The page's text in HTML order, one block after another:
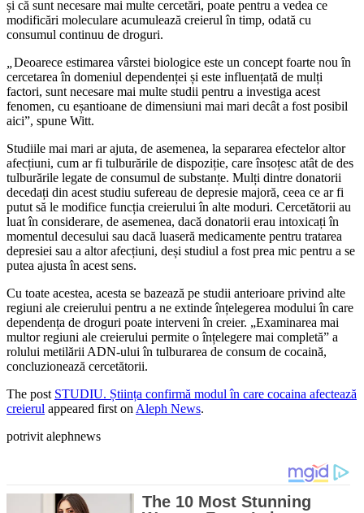
și că sunt necesare mai multe cercetări, poate pentru a vedea ce
modificări moleculare acumulează creierul în timp, odată cu
consumul continuu de droguri.
Deoarece estimarea vârstei biologice este un concept foarte nou în
cercetarea în domeniul dependenței și este influențată de mulți
factori, sunt necesare mai multe studii pentru a investiga acest
fenomen, cu eșantioane de dimensiuni mai mari decât a fost posibil
aici”, spune Witt.
Studiile mai mari ar ajuta, de asemenea, la separarea efectelor altor
afecțiuni, cum ar fi tulburările de dispoziție, care însoțesc atât de des
tulburările legate de consumul de substanțe. Mulți dintre donatorii
decedați din acest studiu sufereau de depresie majoră, ceea ce ar fi
putut să le modifice funcția creierului în alte moduri. Cercetătorii au
luat în considerare, de asemenea, dacă donatorii erau intoxicați în
momentul decesului sau dacă luaseră medicamente pentru tratarea
depresiei sau a altor afecțiuni, deși studiul a fost prea mic pentru a se
putea ajusta în acest sens.
Cu toate acestea, acesta se bazează pe studii anterioare privind alte
regiuni ale creierului pentru a ne extinde înțelegerea modului în care
dependența de droguri poate interveni în creier. „Examinarea mai
multor regiuni ale creierului permite o înțelegere mai completă” a
rolului metilării ADN-ului în tulburarea de consum de cocaină,
concluzionează cercetătorii.
The post STUDIU. Știința confirmă modul în care cocaina afectează
creierul appeared first on Aleph News.
potrivit alephnews